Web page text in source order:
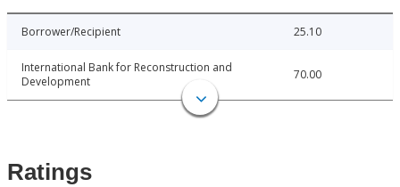
Borrower/Recipient 25.10
International Bank for Reconstruction and
Development
70.00
Ratings